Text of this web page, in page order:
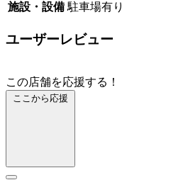
施設・設備 駐車場有り
ユーザーレビュー
この店舗を応援する！
ここから応援